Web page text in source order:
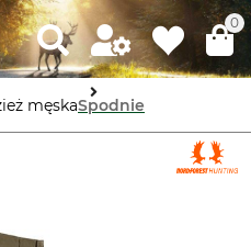
0
męskaSpodnie